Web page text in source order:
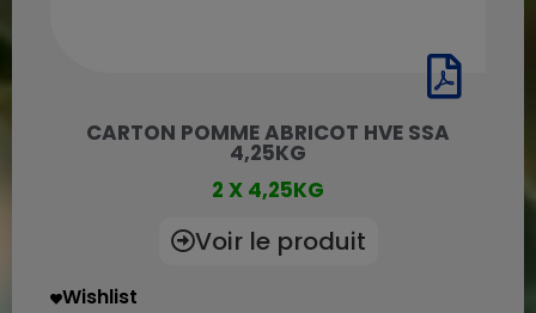
CARTON POMME ABRICOT HVE SSA
4,25KG
2 X 4,25KG
Voir le produit
Wishlist